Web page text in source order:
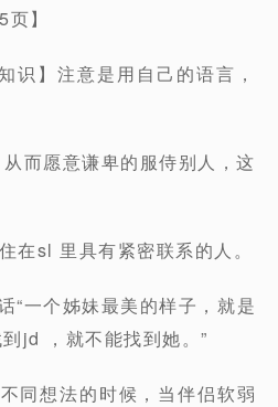
】
识】注意是用自己的语言，
而愿意谦卑的服侍别人，这
在sl 里具有紧密联系的人。
“一个姊妹最美的样子，就是
jd ，就不能找到她。”
同想法的时候，当伴侣软弱